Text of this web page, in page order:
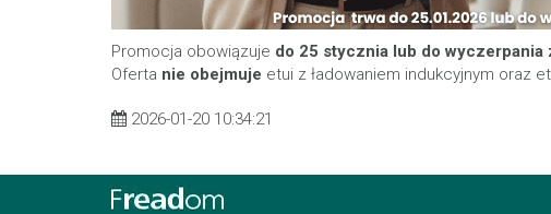
Promocja obowiązuje do 25 stycznia lub do wyczerpania
Oferta nie obejmuje etui z ładowaniem indukcyjnym oraz
2026-01-20 10:34:21